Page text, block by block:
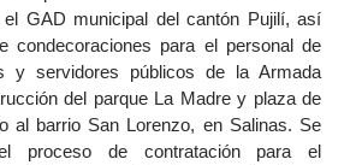
el GAD municipal del cantón Pujilí, así
condecoraciones para el personal de
y servidores públicos de la Armada
del parque La Madre y plaza de
al barrio San Lorenzo, en Salinas. Se
proceso de contratación para el